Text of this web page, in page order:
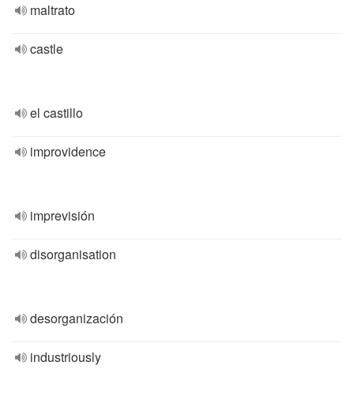
maltrato
castle
el castillo
improvidence
imprevisión
disorganisation
desorganización
industriously